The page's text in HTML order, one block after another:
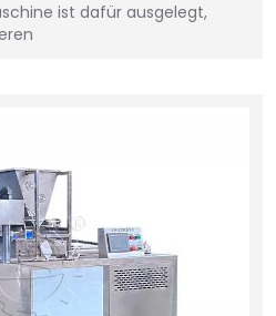
ist dafür ausgelegt,